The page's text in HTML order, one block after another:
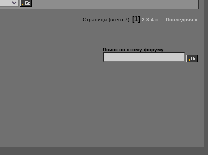
Страницы (всего 7): [1] 2 3 4 » Последняя »
Поиск по этому форуму: